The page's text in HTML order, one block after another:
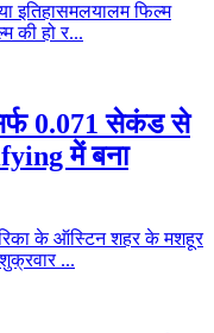
इतिहासमलयालम फिल्म
की हो र...
0.071 सेकंड से
में बना
के ऑस्टिन शहर के मशहूर
...